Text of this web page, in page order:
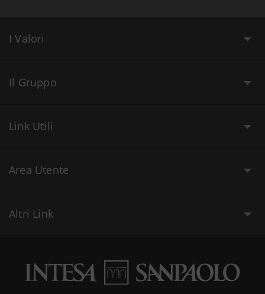
I Valori
Il Gruppo
Link Utili
Area Utente
Altri Link